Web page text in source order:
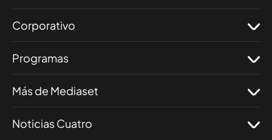
Corporativo
Programas
Más de Mediaset
Noticias Cuatro